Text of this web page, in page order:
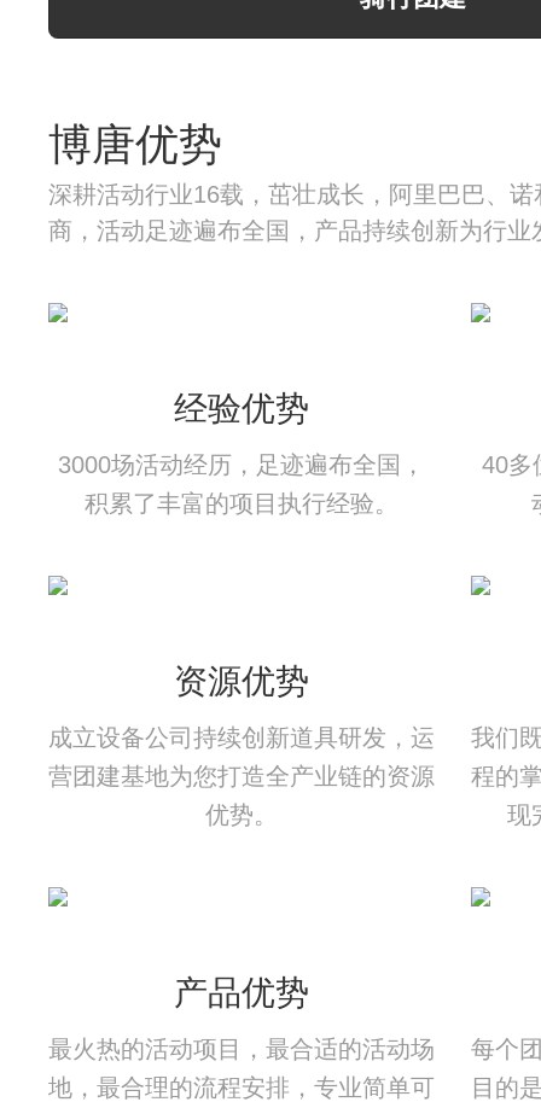
博唐优势
深耕活动行业16载，茁壮成长，阿里巴巴、
商，活动足迹遍布全国，产品持续创新为行业
经验优势
3000场活动经历，足迹遍布全国，
积累了丰富的项目执行经验。
40多
资源优势
成立设备公司持续创新道具研发，运
营团建基地为您打造全产业链的资源
优势。
我们
程的
现
产品优势
最火热的活动项目，最合适的活动场
地，最合理的流程安排，专业简单可
每个
目的